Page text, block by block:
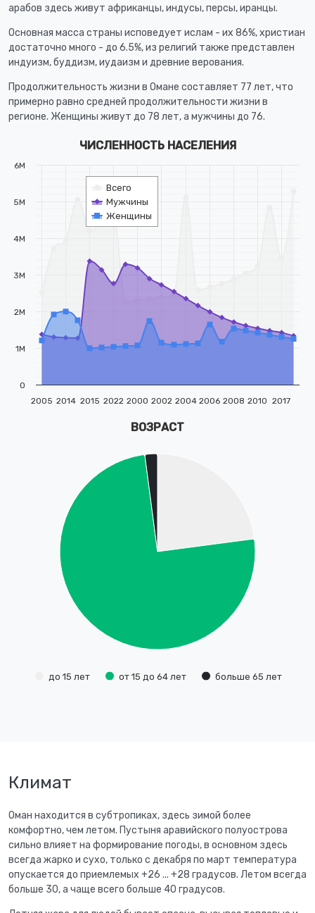
арабов здесь живут африканцы, индусы, персы, иранцы.
Основная масса страны исповедует ислам - их 86%, христиан
достаточно много - до 6.5%, из религий также представлен
индуизм, буддизм, иудаизм и древние верования.
Продолжительность жизни в Омане составляет 77 лет, что
примерно равно средней продолжительности жизни в
регионе. Женщины живут до 78 лет, а мужчины до 76.
ЧИСЛЕННОСТЬ НАСЕЛЕНИЯ
Всего
Мужчины
Женщины
2005 2014 2015 2022 2000 2002 2004 2006 2008 2010 2017
0
1M
2M
3M
4M
5M
6M
ВОЗРАСТ
до 15 лет от 15 до 64 лет больше 65 лет
Климат
Оман находится в субтропиках, здесь зимой более
комфортно, чем летом. Пустыня аравийского полуострова
сильно влияет на формирование погоды, в основном здесь
всегда жарко и сухо, только с декабря по март температура
опускается до приемлемых +26 ... +28 градусов. Летом всегда
больше 30, а чаще всего больше 40 градусов.